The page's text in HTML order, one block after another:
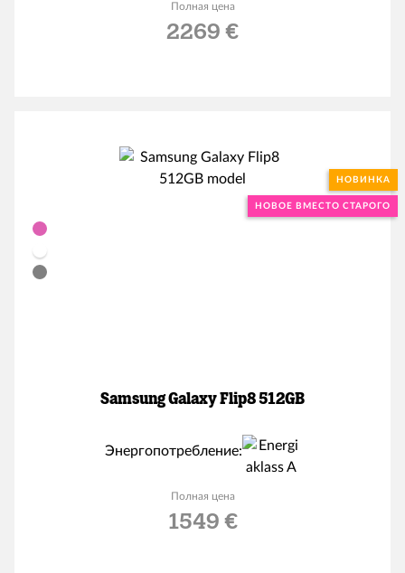
Полная цена
2269 €
НОВИНКА
НОВОЕ ВМЕСТО СТАРОГО
Samsung Galaxy Flip8 512GB
Энергопотребление:
Полная цена
1549 €